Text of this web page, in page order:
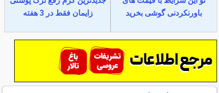
باورنکردنی گوشی بخرید
زایمان فقط در 3 هفته